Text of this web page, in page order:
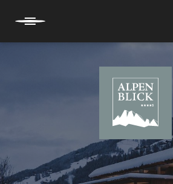
SECHS HOTELS